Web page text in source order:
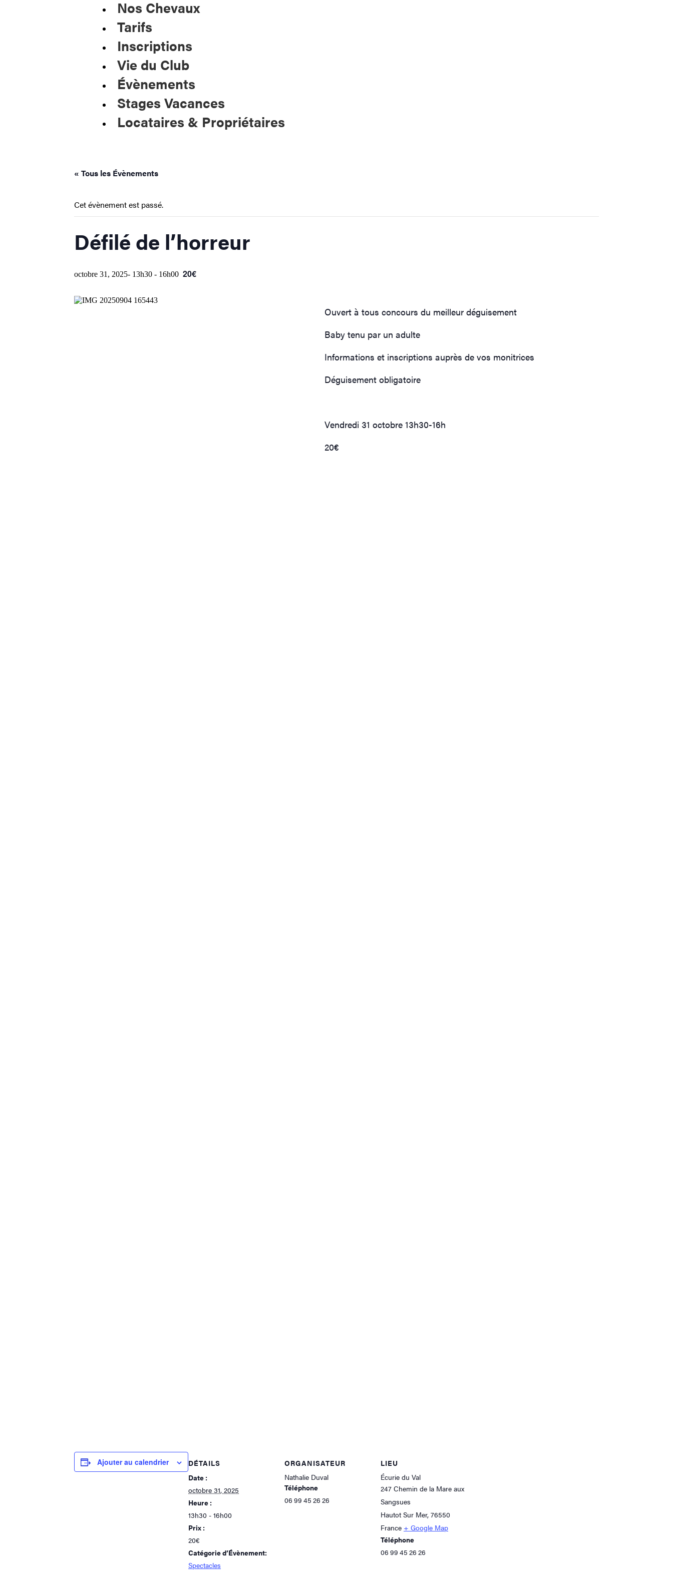
Nos Chevaux
Tarifs
Inscriptions
Vie du Club
Évènements
Stages Vacances
Locataires & Propriétaires
« Tous les Évènements
Cet évènement est passé.
Défilé de l’horreur
octobre 31, 2025- 13h30 - 16h00 20€
Ouvert à tous concours du meilleur déguisement
Baby tenu par un adulte
Informations et inscriptions auprès de vos monitrices
Déguisement obligatoire
Vendredi 31 octobre 13h30-16h
20€
Ajouter au calendrier
DÉTAILS
Date :
octobre 31, 2025
Heure :
13h30 - 16h00
Prix :
20€
Catégorie d’Évènement:
Spectacles
ORGANISATEUR
Nathalie Duval
Téléphone
06 99 45 26 26
LIEU
Écurie du Val
247 Chemin de la Mare aux
Sangsues
Hautot Sur Mer, 76550
France + Google Map
Téléphone
06 99 45 26 26